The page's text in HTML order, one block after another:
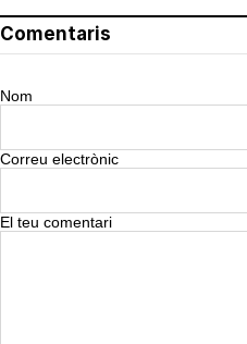
Comentaris
Nom
Correu electrònic
El teu comentari